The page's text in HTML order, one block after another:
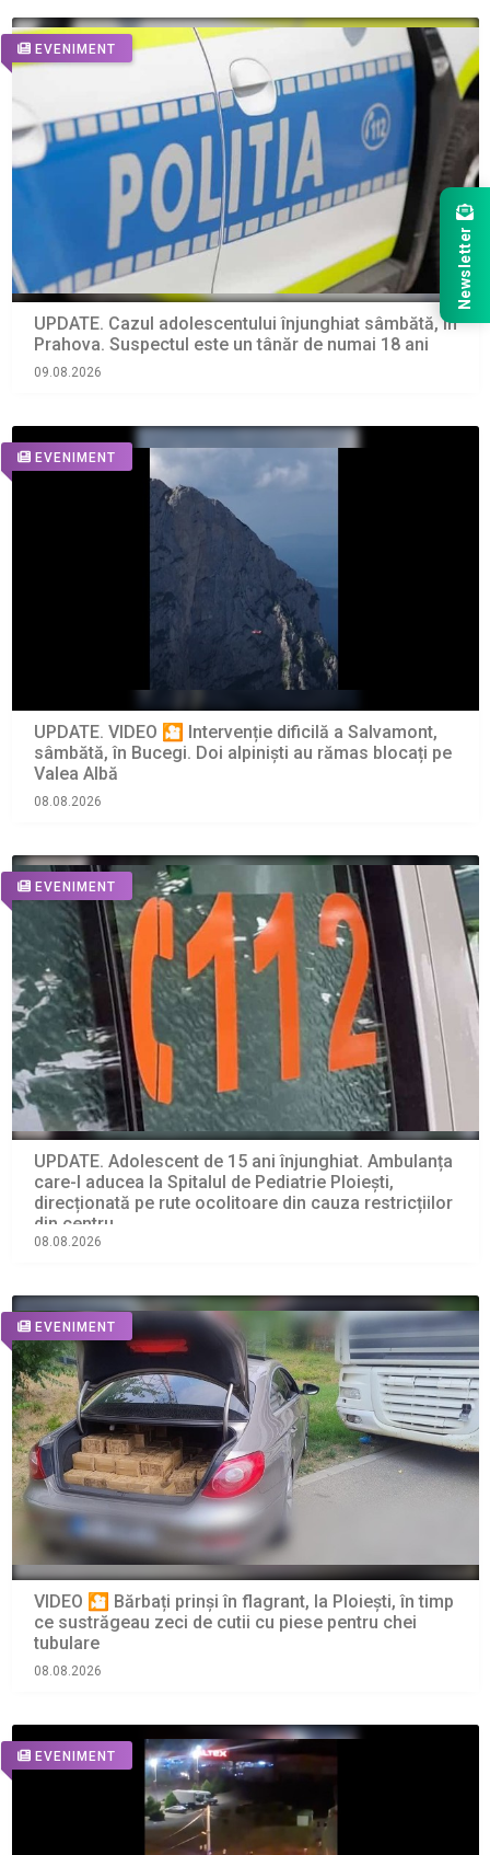
EVENIMENT
UPDATE. Cazul adolescentului înjunghiat sâmbătă, în
Prahova. Suspectul este un tânăr de numai 18 ani
09.08.2026
EVENIMENT
UPDATE. VIDEO 🎦 Intervenție dificilă a Salvamont,
sâmbătă, în Bucegi. Doi alpiniști au rămas blocați pe
Valea Albă
08.08.2026
EVENIMENT
UPDATE. Adolescent de 15 ani înjunghiat. Ambulanța
care-l aducea la Spitalul de Pediatrie Ploiești,
direcționată pe rute ocolitoare din cauza restricțiilor
din centru
08.08.2026
EVENIMENT
VIDEO 🎦 Bărbați prinși în flagrant, la Ploiești, în timp
ce sustrăgeau zeci de cutii cu piese pentru chei
tubulare
08.08.2026
EVENIMENT
Newsletter